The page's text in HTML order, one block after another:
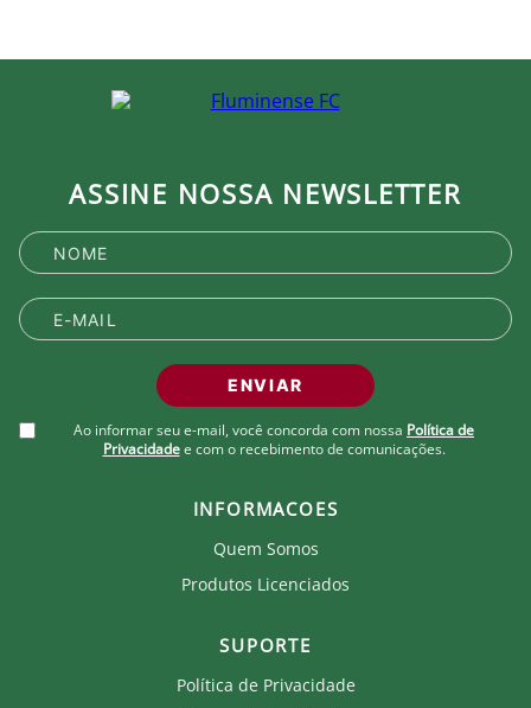
Compare as medidas com esta tabela.
Tamanho - Tórax
P - 102 - 106
XG - 118 - 120
XXG - 120 - 122
XXXG - 122 - 124
Detalhes:
Modelagem clássica
Produto Oficial Licenciado do Fluminense.
Ao comprar um produto oficial você fortalece seu
clube que recebe royalties com a venda de cada
produto.
ASSINE NOSSA NEWSLETTER
ENVIAR
Ao informar seu e-mail, você concorda com nossa Política de
Privacidade e com o recebimento de comunicações.
INFORMACOES
Quem Somos
Produtos Licenciados
SUPORTE
Política de Privacidade